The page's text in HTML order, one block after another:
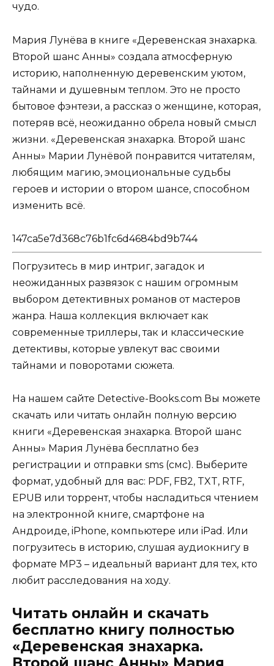
чудо.
Мария Лунёва в книге «Деревенская знахарка.
Второй шанс Анны» создала атмосферную
историю, наполненную деревенским уютом,
тайнами и душевным теплом. Это не просто
бытовое фэнтези, а рассказ о женщине, которая,
потеряв всё, неожиданно обрела новый смысл
жизни. «Деревенская знахарка. Второй шанс
Анны» Марии Лунёвой понравится читателям,
любящим магию, эмоциональные судьбы
героев и истории о втором шансе, способном
изменить всё.
147ca5e7d368c76b1fc6d4684bd9b744
Погрузитесь в мир интриг, загадок и
неожиданных развязок с нашим огромным
выбором детективных романов от мастеров
жанра. Наша коллекция включает как
современные триллеры, так и классические
детективы, которые увлекут вас своими
тайнами и поворотами сюжета.
На нашем сайте Detective-Books.com Вы можете
скачать или читать онлайн полную версию
книги «Деревенская знахарка. Второй шанс
Анны» Мария Лунёва бесплатно без
регистрации и отправки sms (смс). Выберите
формат, удобный для вас: PDF, FB2, TXT, RTF,
EPUB или торрент, чтобы насладиться чтением
на электронной книге, смартфоне на
Андроиде, iPhone, компьютере или iPad. Или
погрузитесь в историю, слушая аудиокнигу в
формате MP3 – идеальный вариант для тех, кто
любит расследования на ходу.
Читать онлайн и скачать
бесплатно книгу полностью
«Деревенская знахарка.